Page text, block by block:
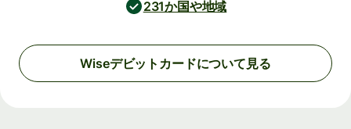
231か国や地域
Wiseデビットカードについて見る